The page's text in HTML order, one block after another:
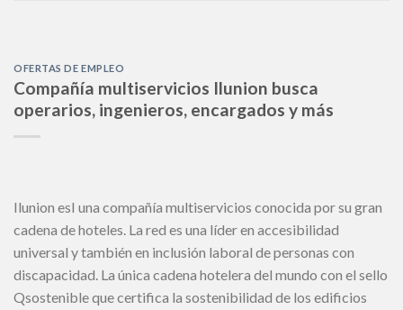
OFERTAS DE EMPLEO
Compañía multiservicios Ilunion busca
operarios, ingenieros, encargados y más
Ilunion esI una compañía multiservicios conocida por su gran
cadena de hoteles. La red es una líder en accesibilidad
universal y también en inclusión laboral de personas con
discapacidad. La única cadena hotelera del mundo con el sello
Qsostenible que certifica la sostenibilidad de los edificios